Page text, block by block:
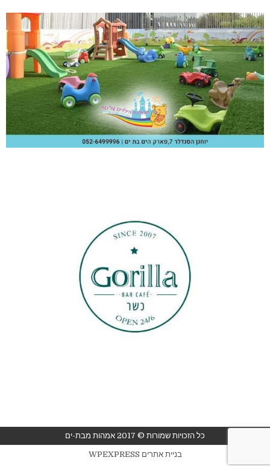
כל הזכויות שמורות © 2017 אמהות מבת-ים
בניית אתרים WPEXPRESS